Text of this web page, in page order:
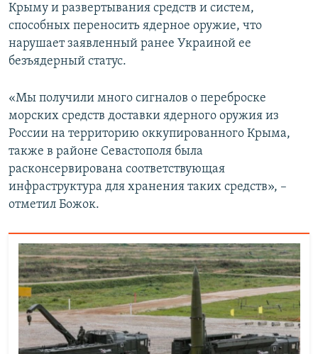
Крыму и развертывания средств и систем,
способных переносить ядерное оружие, что
нарушает заявленный ранее Украиной ее
безъядерный статус.
«Мы получили много сигналов о переброске
морских средств доставки ядерного оружия из
России на территорию оккупированного Крыма,
также в районе Севастополя была
расконсервирована соответствующая
инфраструктура для хранения таких средств», –
отметил Божок.